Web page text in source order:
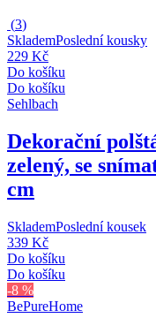
(3)
SklademPoslední kousky
229 Kč
Do košíku
Do košíku
Sehlbach
Dekorační
zelený, se
cm
SklademPoslední kousek
339 Kč
Do košíku
Do košíku
-8 %
BePureHome